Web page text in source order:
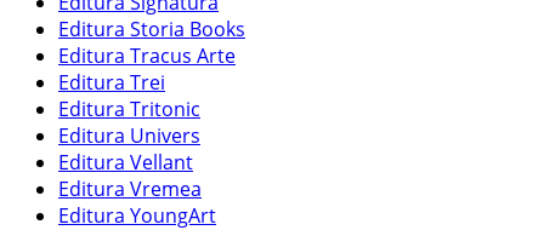
Editura Storia Books
Editura Tracus Arte
Editura Trei
Editura Tritonic
Editura Univers
Editura Vellant
Editura Vremea
Editura YoungArt